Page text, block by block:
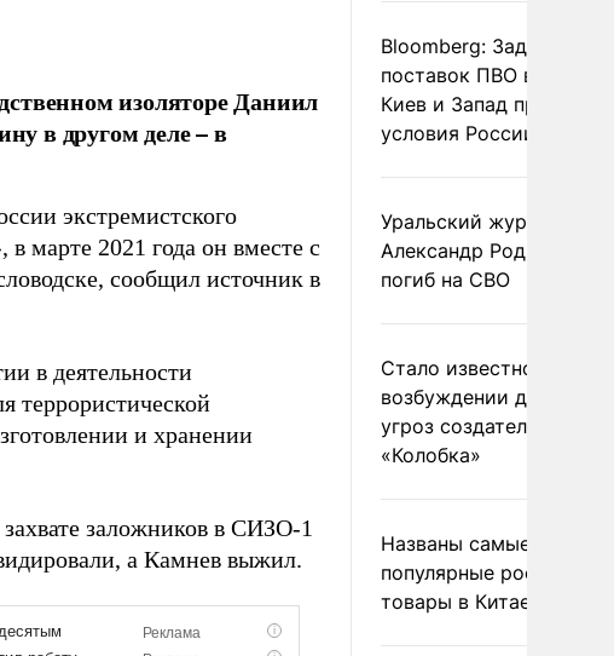
изоляторе Даниил
в другом деле – в
экстремистского
марте 2021 года он вместе с
сообщил источник в
в деятельности
террористической
и хранении
заложников в СИЗО-1
а Камнев выжил.
Bloomberg: Задержка
поставок ПВО вынудит
Киев и Запад принять
условия России
Уральский журналист
Александр Родионов
погиб на СВО
Стало известно о
возбуждении дела из-
угроз создателям
«Колобка»
Названы самые
популярные российские
товары в Китае